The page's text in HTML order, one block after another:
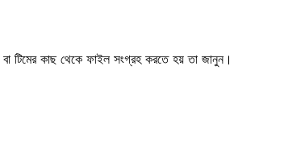
কাছ থেকে ফাইল সংগ্রহ করতে হয় তা জানুন।